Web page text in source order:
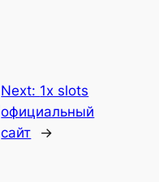
Next: 1x slots
официальный
сайт
→